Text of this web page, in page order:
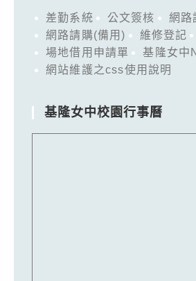
差勤系統 公文簽核
網路
網路請購(備用)
維修登記
場地借用申請單
基隆女中
網站維護之css使用說明
基隆女中校園行事曆